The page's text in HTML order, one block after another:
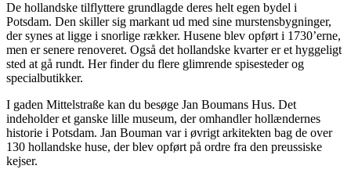
De hollandske tilflyttere grundlagde deres helt egen bydel i
Potsdam. Den skiller sig markant ud med sine murstensbygninger,
der synes at ligge i snorlige rækker. Husene blev opført i 1730’erne,
men er senere renoveret. Også det hollandske kvarter er et hyggeligt
sted at gå rundt. Her finder du flere glimrende spisesteder og
specialbutikker.
I gaden Mittelstraße kan du besøge Jan Boumans Hus. Det
indeholder et ganske lille museum, der omhandler hollændernes
historie i Potsdam. Jan Bouman var i øvrigt arkitekten bag de over
130 hollandske huse, der blev opført på ordre fra den preussiske
kejser.